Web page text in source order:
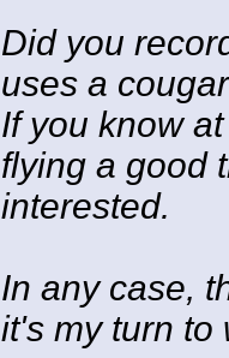
Did you
uses a
If you know
flying a good
interested.
In any case,
it's my turn to